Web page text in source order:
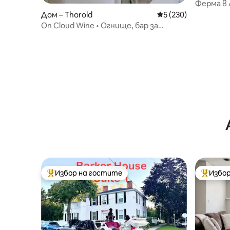
Дом – Thorold Средна оценка: 5
5 (230)
On Cloud Wine • Огнище, бар за
Ферма в
Най-популярен избор на гостите
Избор на гостите Най-